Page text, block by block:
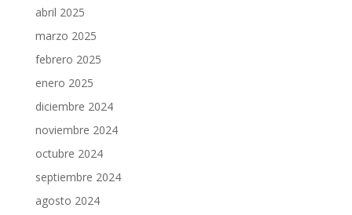
abril 2025
marzo 2025
febrero 2025
enero 2025
diciembre 2024
noviembre 2024
octubre 2024
septiembre 2024
agosto 2024